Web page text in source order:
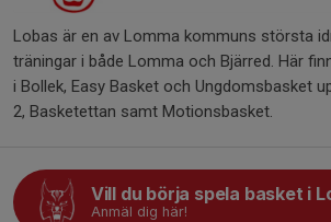
Lobas är en av Lomma kommuns största
träningar i både Lomma och Bjärred. Här
i Bollek, Easy Basket och Ungdomsbasket
2, Basketettan samt Motionsbasket.
Vill du börja spela basket i
Anmäl dig här!